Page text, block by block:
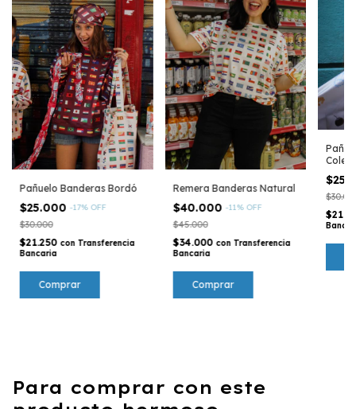
Pañuelo Banderas Bordó
$25.000 -17% OFF
$30.000
$21.250 con Transferencia
Bancaria
Remera Banderas Natural
$40.000 -11% OFF
$45.000
$34.000 con Transferencia
Bancaria
Comprar
Para comprar con este